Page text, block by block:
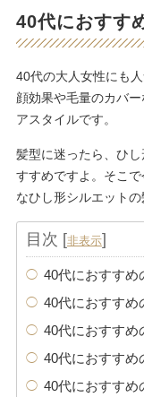
40代におすす
40代の大人女性にも
顔効果や毛量のカバ
アスタイルです。
髪型に迷ったら、ひ
すすめですよ。そこ
なひし形シルエットの
目次 [非表示]
40代におすすめ
40代におすすめ
40代におすすめ
40代におすすめ
40代におすすめ